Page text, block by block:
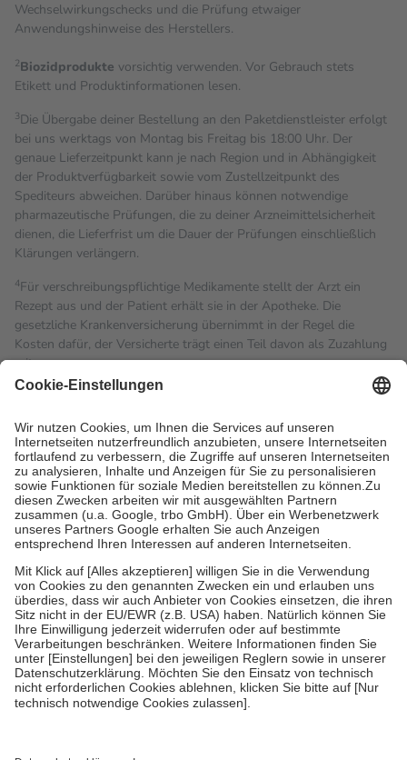
Wechselwirkungschecks und die Prüfung etwaiger
Anwendungshinweise des Herstellers.
2Biozidprodukte vorsichtig verwenden. Vor Gebrauch stets
Etikett und Produktinformationen lesen.
3Die Übergabe deiner Bestellung an den Paketdienstleister erfolgt
bei uns werktags von Montag bis Freitag bis 18:00 Uhr. Der
genaue Lieferzeitpunkt kann je nach Region und in Abhängigkeit
der Produktverfügbarkeit sowie vom Zustellzeitpunkt des
Spediteurs abweichen. Darüber hinaus können notwendige
pharmazeutische Prüfungen, die zu deiner Arzneimittelsicherheit
dienen, die Lieferfrist um die Dauer der Prüfungen einschließlich
Klärungen verlängern.
4Für verschreibungspflichtige Medikamente stellt der Arzt ein
Rezept aus und der Patient erhält sie in der Apotheke. Die
gesetzliche Krankenversicherung übernimmt in der Regel die
Kosten dafür, der Versicherte trägt einen Teil davon als Zuzahlung
mit.
Grundsätzlich leisten Mitglieder Zuzahlungen in Höhe von zehn
höchstens zehn Euro.
Es sind jedoch nie mehr als die
tatsächlichen Kosten der Leistung zu entrichten.
Diese Regeln gelten grundsätzlich auch für Online-Apotheken.
Bei Heilmitteln und häuslicher Krankenpflege beträgt die
Zuzahlung zehn Prozent der Kosten sowie zehn Euro je
Verordnung.
Um das Engagement der Versicherten für ihre eigene Gesundheit
zu stärken und die besondere Stellung der Familie zu unterstützen,
fallenkeine Zuzahlungenan bei:
• Kindern und Jugendlichen bis zum vollendeten 18. Lebensjahr
mit Ausnahme der Fahrkosten
• Untersuchungen zur Vorsorge und Früherkennung, die von der
GKV getragen werden
• empfohlenen Schutzimpfungen
• Harn- und Blutteststreifen